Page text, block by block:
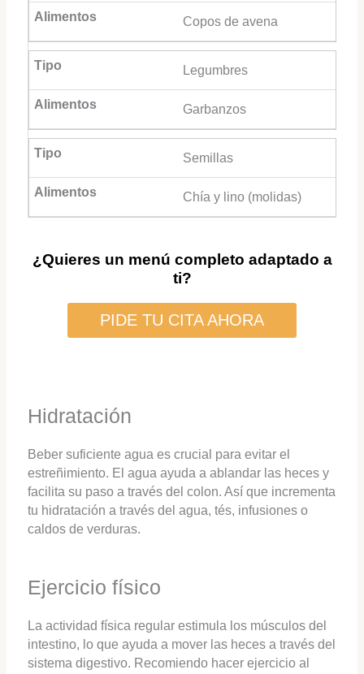
Copos de avena
Legumbres
Garbanzos
Semillas
Chía y lino (molidas)
¿Quieres un menú completo adaptado a
ti?
PIDE TU CITA AHORA
Hidratación
Beber suficiente agua es crucial para evitar el
estreñimiento. El agua ayuda a ablandar las heces y
facilita su paso a través del colon. Así que incrementa
tu hidratación a través del agua, tés, infusiones o
caldos de verduras.
Ejercicio físico
La actividad física regular estimula los músculos del
intestino, lo que ayuda a mover las heces a través del
sistema digestivo. Recomiendo hacer ejercicio al